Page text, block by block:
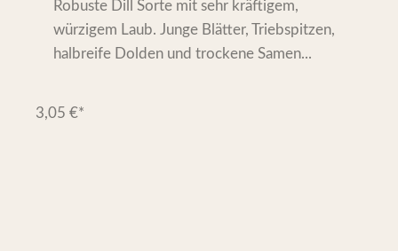
Robuste Dill Sorte mit sehr kräftigem,
würzigem Laub. Junge Blätter, Triebspitzen,
halbreife Dolden und trockene Samen...
3,05 €*